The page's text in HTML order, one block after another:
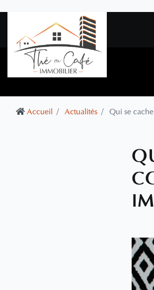
Accueil Actualités Qui se